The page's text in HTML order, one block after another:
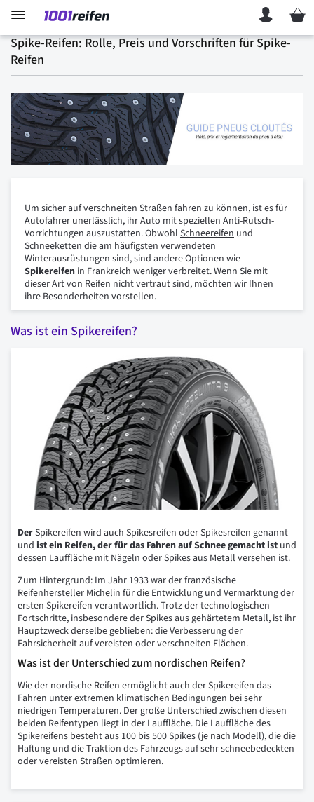
Mein
Spike-Reifen: Rolle, Preis und Vorschriften für Spike-
Reifen
Um sicher auf verschneiten Straßen fahren zu können, ist es für
Autofahrer unerlässlich, ihr Auto mit speziellen Anti-Rutsch-
Vorrichtungen auszustatten. Obwohl Schneereifen und
Schneeketten die am häufigsten verwendeten
Winterausrüstungen sind, sind andere Optionen wie
Spikereifen in Frankreich weniger verbreitet. Wenn Sie mit
dieser Art von Reifen nicht vertraut sind, möchten wir Ihnen
ihre Besonderheiten vorstellen.
Was ist ein Spikereifen?
DerSpikereifen wird auch Spikesreifen oder Spikesreifen genannt
und ist ein Reifen, der für das Fahren auf Schnee gemacht ist und
dessen Lauffläche mit Nägeln oder Spikes aus Metall versehen ist.
Zum Hintergrund: Im Jahr 1933 war der französische
Reifenhersteller Michelin für die Entwicklung und Vermarktung der
ersten Spikereifen verantwortlich. Trotz der technologischen
Fortschritte, insbesondere der Spikes aus gehärtetem Metall, ist ihr
Hauptzweck derselbe geblieben: die Verbesserung der
Fahrsicherheit auf vereisten oder verschneiten Flächen.
Was ist der Unterschied zum nordischen Reifen?
Wie der nordische Reifen ermöglicht auch der Spikereifen das
Fahren unter extremen klimatischen Bedingungen bei sehr
niedrigen Temperaturen. Der große Unterschied zwischen diesen
beiden Reifentypen liegt in der Lauffläche. Die Lauffläche des
Spikereifens besteht aus 100 bis 500 Spikes (je nach Modell), die die
Haftung und die Traktion des Fahrzeugs auf sehr schneebedeckten
oder vereisten Straßen optimieren.